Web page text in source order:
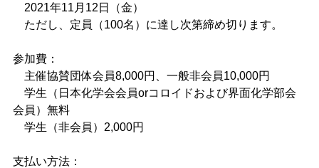
2021年11月12日（金）
ただし、定員（100名）に達し次第締め切ります。
参加費：
主催協賛団体会員8,000円、一般非会員10,000円
学生（日本化学会会員orコロイドおよび界面化学部会
会員）無料
学生（非会員）2,000円
支払い方法：